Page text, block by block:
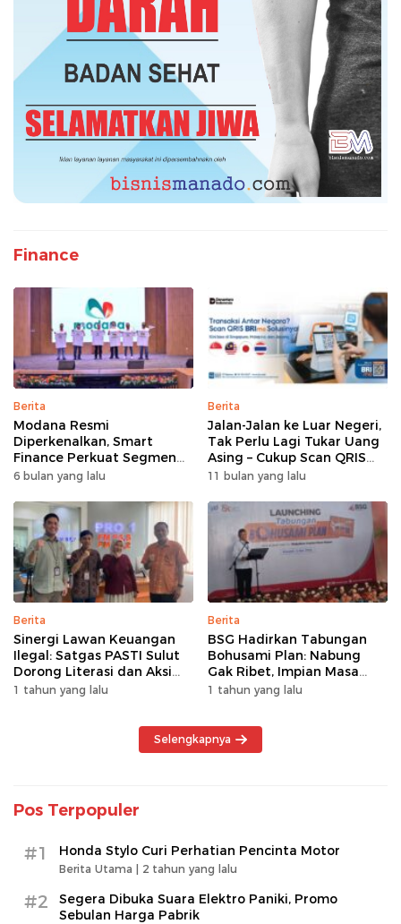
Finance
Berita
Modana Resmi
Diperkenalkan, Smart
Finance Perkuat Segmen
Pembiayaan Multiguna
6 bulan yang lalu
Berita
Jalan-Jalan ke Luar Negeri,
Tak Perlu Lagi Tukar Uang
Asing – Cukup Scan QRIS
Pakai BRImo
11 bulan yang lalu
Berita
Sinergi Lawan Keuangan
Ilegal: Satgas PASTI Sulut
Dorong Literasi dan Aksi
Kolektif Masyarakat
1 tahun yang lalu
Berita
BSG Hadirkan Tabungan
Bohusami Plan: Nabung
Gak Ribet, Impian Masa
Depan Makin Dekat!
1 tahun yang lalu
Selengkapnya
Pos Terpopuler
#1 Honda Stylo Curi Perhatian Pencinta Motor
Berita Utama | 2 tahun yang lalu
#2
Segera Dibuka Suara Elektro Paniki, Promo
Sebulan Harga Pabrik